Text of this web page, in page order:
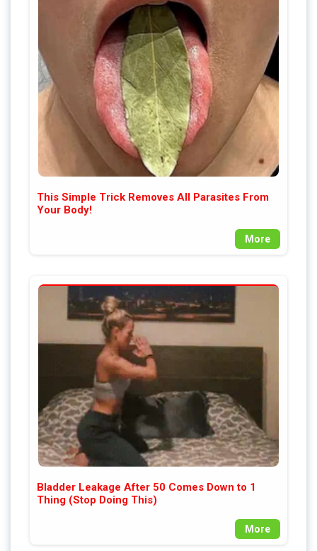
This Simple Trick Removes All Parasites From
Your Body!
More
Bladder Leakage After 50 Comes Down to 1
Thing (Stop Doing This)
More